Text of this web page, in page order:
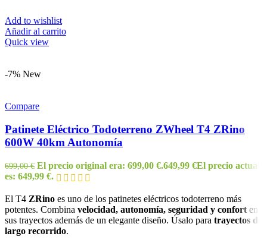
Add to wishlist
Añadir al carrito
Quick view
-7% New
Compare
Patinete Eléctrico Todoterreno ZWheel T4 ZRino
600W 40km Autonomía
699,00€ El precio original era: 699,00 €.649,99 €El precio actual
es: 649,99 €.
El T4 ZRino es uno de los patinetes eléctricos todoterreno más
potentes. Combina velocidad, autonomía, seguridad y confort en
sus trayectos además de un elegante diseño. Úsalo para trayectos de
largo recorrido.